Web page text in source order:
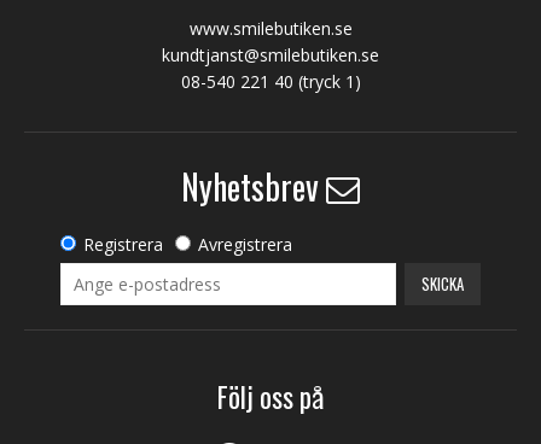
www.smilebutiken.se
kundtjanst@smilebutiken.se
08-540 221 40 (tryck 1)
Nyhetsbrev
Registrera Avregistrera
SKICKA
Följ oss på